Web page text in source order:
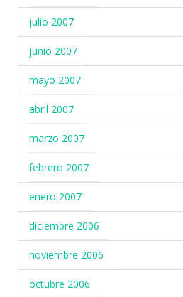
julio 2007
junio 2007
mayo 2007
abril 2007
marzo 2007
febrero 2007
enero 2007
diciembre 2006
noviembre 2006
octubre 2006